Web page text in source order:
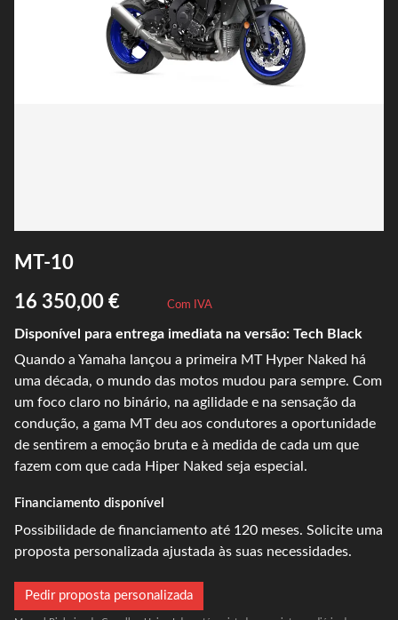
MT-10
16 350,00 €
Com IVA
Disponível para entrega imediata na versão: Tech Black
Quando a Yamaha lançou a primeira MT Hyper Naked há
uma década, o mundo das motos mudou para sempre. Com
um foco claro no binário, na agilidade e na sensação da
condução, a gama MT deu aos condutores a oportunidade
de sentirem a emoção bruta e à medida de cada um que
fazem com que cada Hiper Naked seja especial.
Financiamento disponível
Possibilidade de financiamento até 120 meses. Solicite uma
proposta personalizada ajustada às suas necessidades.
Pedir proposta personalizada